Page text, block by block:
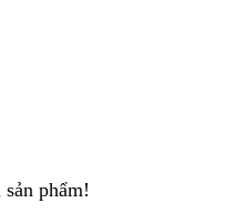
phẩm!